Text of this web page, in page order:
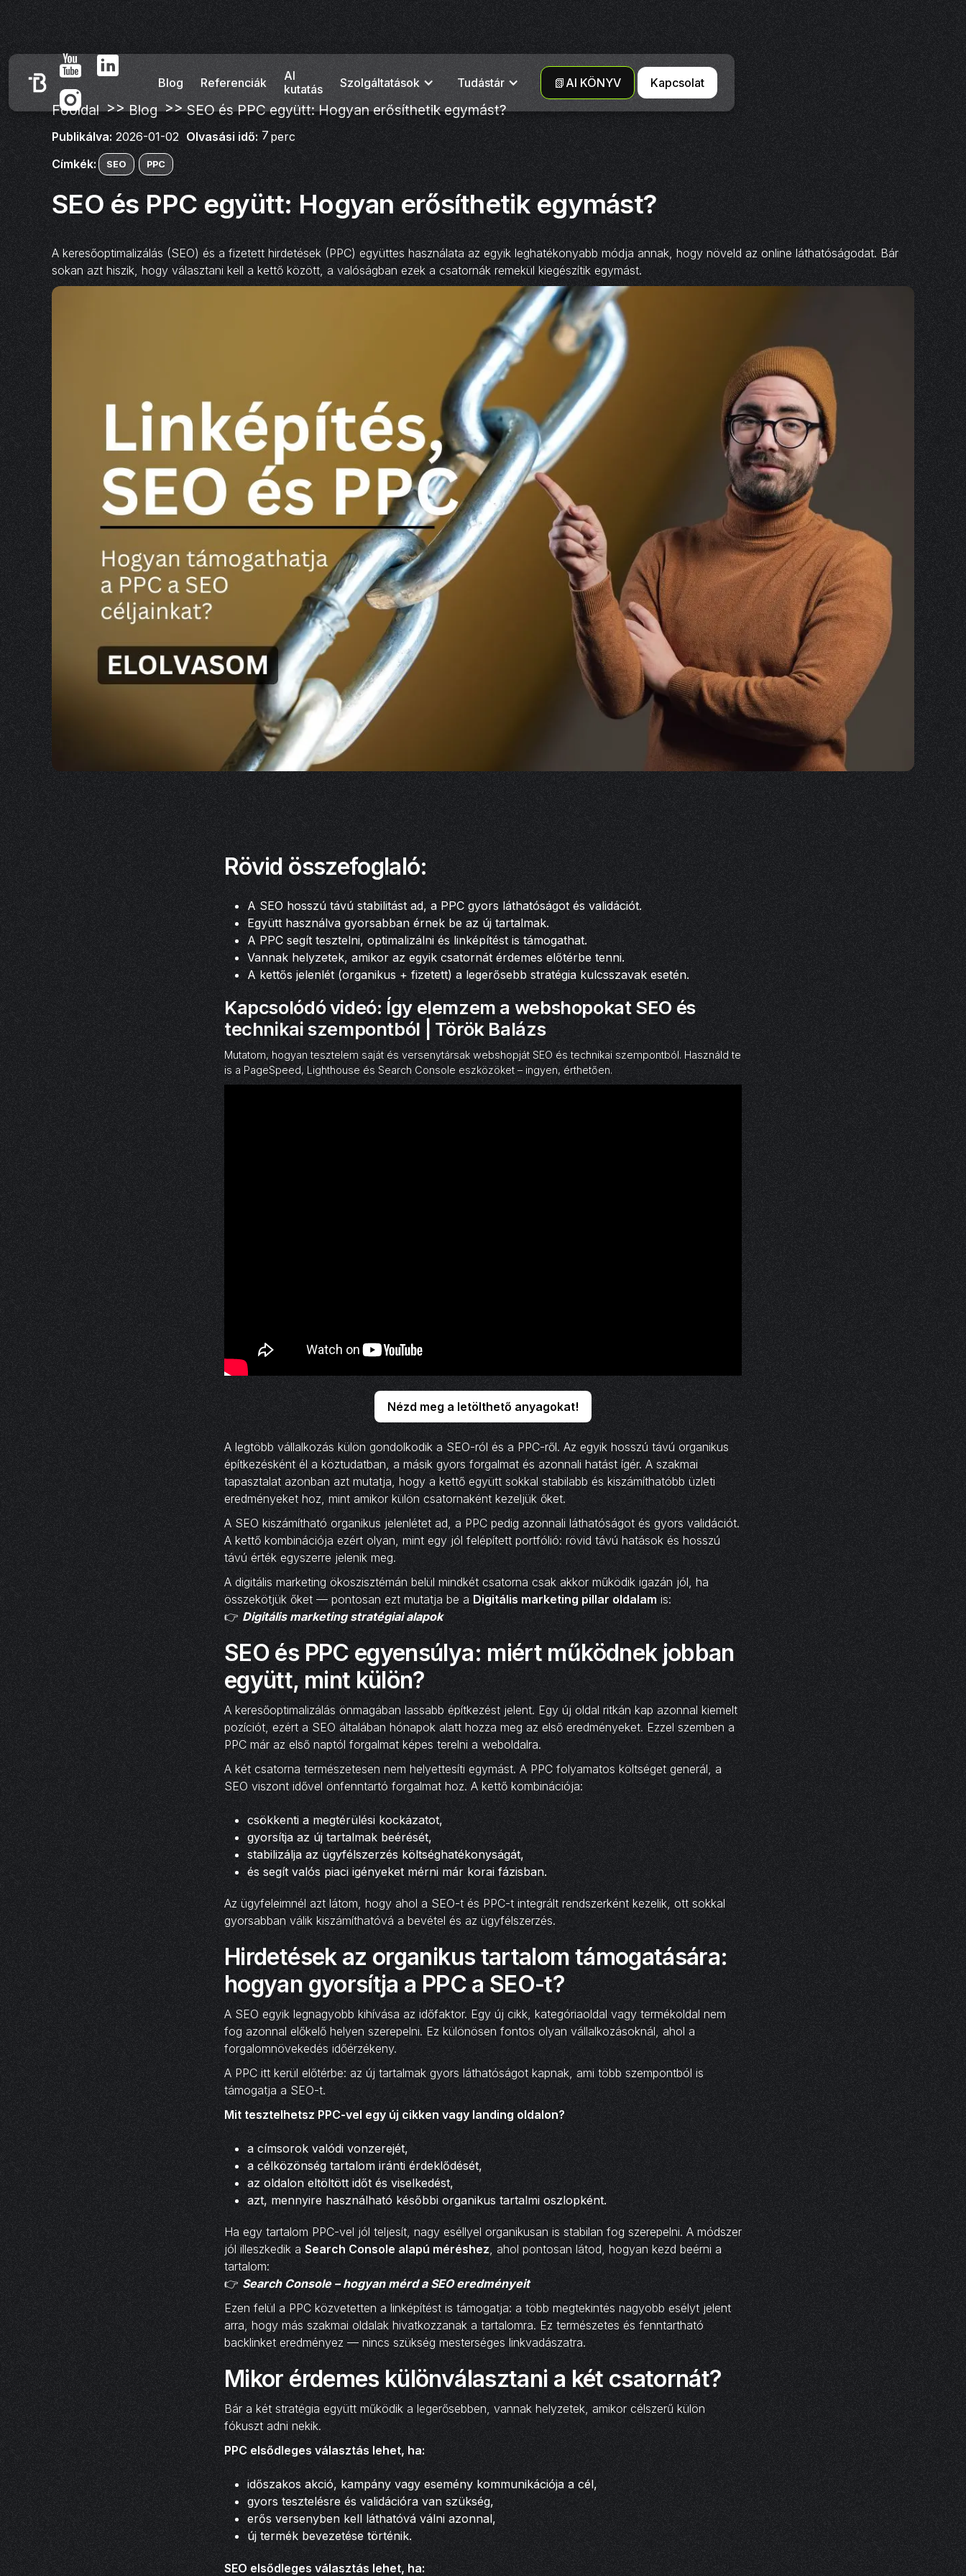
Blog Referenciák
AI
kutatás
Szolgáltatások Tudástár 📗AI KÖNYV Kapcsolat
Főoldal >> Blog >> SEO és PPC együtt: Hogyan erősíthetik egymást?
Publikálva: 2026-01-02 Olvasási idő: 7 perc
Címkék:
SEO PPC
SEO és PPC együtt: Hogyan erősíthetik egymást?
A keresőoptimalizálás (SEO) és a fizetett hirdetések (PPC) együttes használata az egyik leghatékonyabb módja annak, hogy növeld az online láthatóságodat. Bár
sokan azt hiszik, hogy választani kell a kettő között, a valóságban ezek a csatornák remekül kiegészítik egymást.
Rövid összefoglaló:
A SEO hosszú távú stabilitást ad, a PPC gyors láthatóságot és validációt.
Együtt használva gyorsabban érnek be az új tartalmak.
A PPC segít tesztelni, optimalizálni és linképítést is támogathat.
Vannak helyzetek, amikor az egyik csatornát érdemes előtérbe tenni.
A kettős jelenlét (organikus + fizetett) a legerősebb stratégia kulcsszavak esetén.
Kapcsolódó videó: Így elemzem a webshopokat SEO és
technikai szempontból | Török Balázs
Mutatom, hogyan tesztelem saját és versenytársak webshopját SEO és technikai szempontból. Használd te
is a PageSpeed, Lighthouse és Search Console eszközöket – ingyen, érthetően.
Nézd meg a letölthető anyagokat!
A legtöbb vállalkozás külön gondolkodik a SEO-ról és a PPC-ről. Az egyik hosszú távú organikus
építkezésként él a köztudatban, a másik gyors forgalmat és azonnali hatást ígér. A szakmai
tapasztalat azonban azt mutatja, hogy a kettő együtt sokkal stabilabb és kiszámíthatóbb üzleti
eredményeket hoz, mint amikor külön csatornaként kezeljük őket.
A SEO kiszámítható organikus jelenlétet ad, a PPC pedig azonnali láthatóságot és gyors validációt.
A kettő kombinációja ezért olyan, mint egy jól felépített portfólió: rövid távú hatások és hosszú
távú érték egyszerre jelenik meg.
A digitális marketing ökoszisztémán belül mindkét csatorna csak akkor működik igazán jól, ha
összekötjük őket — pontosan ezt mutatja be a Digitális marketing pillar oldalam is:
👉 Digitális marketing stratégiai alapok
SEO és PPC egyensúlya: miért működnek jobban
együtt, mint külön?
A keresőoptimalizálás önmagában lassabb építkezést jelent. Egy új oldal ritkán kap azonnal kiemelt
pozíciót, ezért a SEO általában hónapok alatt hozza meg az első eredményeket. Ezzel szemben a
PPC már az első naptól forgalmat képes terelni a weboldalra.
A két csatorna természetesen nem helyettesíti egymást. A PPC folyamatos költséget generál, a
SEO viszont idővel önfenntartó forgalmat hoz. A kettő kombinációja:
csökkenti a megtérülési kockázatot,
gyorsítja az új tartalmak beérését,
stabilizálja az ügyfélszerzés költséghatékonyságát,
és segít valós piaci igényeket mérni már korai fázisban.
Az ügyfeleimnél azt látom, hogy ahol a SEO-t és PPC-t integrált rendszerként kezelik, ott sokkal
gyorsabban válik kiszámíthatóvá a bevétel és az ügyfélszerzés.
Hirdetések az organikus tartalom támogatására:
hogyan gyorsítja a PPC a SEO-t?
A SEO egyik legnagyobb kihívása az időfaktor. Egy új cikk, kategóriaoldal vagy termékoldal nem
fog azonnal előkelő helyen szerepelni. Ez különösen fontos olyan vállalkozásoknál, ahol a
forgalomnövekedés időérzékeny.
A PPC itt kerül előtérbe: az új tartalmak gyors láthatóságot kapnak, ami több szempontból is
támogatja a SEO-t.
Mit tesztelhetsz PPC-vel egy új cikken vagy landing oldalon?
a címsorok valódi vonzerejét,
a célközönség tartalom iránti érdeklődését,
az oldalon eltöltött időt és viselkedést,
azt, mennyire használható későbbi organikus tartalmi oszlopként.
Ha egy tartalom PPC-vel jól teljesít, nagy eséllyel organikusan is stabilan fog szerepelni. A módszer
jól illeszkedik a Search Console alapú méréshez, ahol pontosan látod, hogyan kezd beérni a
tartalom:
👉 Search Console – hogyan mérd a SEO eredményeit
Ezen felül a PPC közvetetten a linképítést is támogatja: a több megtekintés nagyobb esélyt jelent
arra, hogy más szakmai oldalak hivatkozzanak a tartalomra. Ez természetes és fenntartható
backlinket eredményez — nincs szükség mesterséges linkvadászatra.
Mikor érdemes különválasztani a két csatornát?
Bár a két stratégia együtt működik a legerősebben, vannak helyzetek, amikor célszerű külön
fókuszt adni nekik.
PPC elsődleges választás lehet, ha:
időszakos akció, kampány vagy esemény kommunikációja a cél,
gyors tesztelésre és validációra van szükség,
erős versenyben kell láthatóvá válni azonnal,
új termék bevezetése történik.
SEO elsődleges választás lehet, ha: